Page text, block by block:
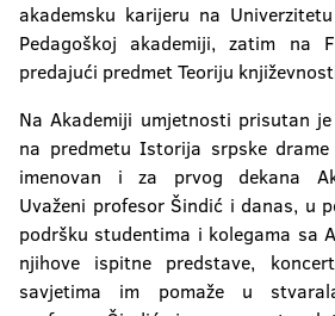
akademsku karijeru na
Pedagoškoj akademiji, zatim na
predajući predmet Teoriju
Na Akademiji umjetnosti prisutan
na predmetu Istorija srpske
imenovan i za prvog dekana
Uvaženi profesor Šindić i danas, u
podršku studentima i kolegama sa
njihove ispitne predstave,
savjetima im pomaže u